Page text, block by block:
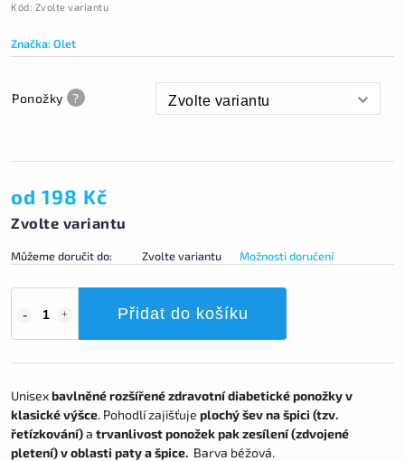
Kód: Zvolte variantu
Značka:Olet
Ponožky ?
od 198 Kč
Zvolte variantu
Můžeme doručit do: Zvolte variantu Možnosti doručení
Přidat do košíku
Unisexbavlněné rozšířené zdravotní diabetické ponožky v
klasické výšce. Pohodlí zajišťuje plochý šev na špici (tzv.
řetízkování)a trvanlivost ponožek pak zesílení (zdvojené
pletení) v oblasti paty a špice. Barva béžová.